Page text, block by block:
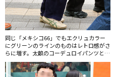
同じ「メキシコ66」でもエクリュカラー
にグリーンのラインのものはレトロ感がさ
らに増す。太畝のコーデュロイパンツと合
わせたクラシカルなムードが今年らしい。